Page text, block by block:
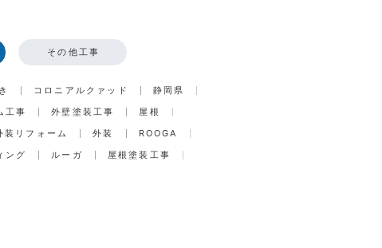
その他工事
コロニアルクァッド
静岡県
工事 外壁塗装工事
屋根
装リフォーム 外装
ROOGA
ング ルーガ
屋根塗装工事